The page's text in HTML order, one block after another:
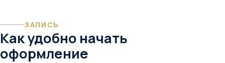
ЗАПИСЬ
Как удобно начать
оформление